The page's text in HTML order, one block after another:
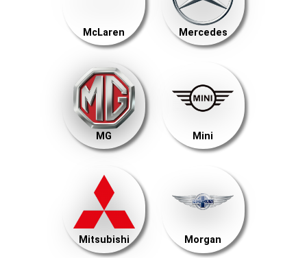
McLaren Mercedes
MG Mini
Mitsubishi Morgan